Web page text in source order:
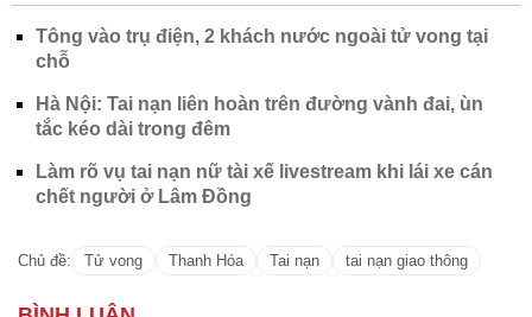
Tông vào trụ điện, 2 khách nước ngoài tử vong tại
chỗ
Hà Nội: Tai nạn liên hoàn trên đường vành đai, ùn
tắc kéo dài trong đêm
Làm rõ vụ tai nạn nữ tài xế livestream khi lái xe cán
chết người ở Lâm Đồng
Chủ đề: Tử vong Thanh Hóa Tai nạn tai nạn giao thông